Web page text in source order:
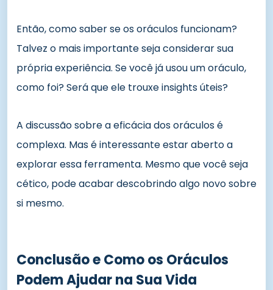
Então, como saber se os oráculos funcionam?
Talvez o mais importante seja considerar sua
própria experiência. Se você já usou um oráculo,
como foi? Será que ele trouxe insights úteis?
A discussão sobre a eficácia dos oráculos é
complexa. Mas é interessante estar aberto a
explorar essa ferramenta. Mesmo que você seja
cético, pode acabar descobrindo algo novo sobre
si mesmo.
Conclusão e Como os Oráculos
Podem Ajudar na Sua Vida